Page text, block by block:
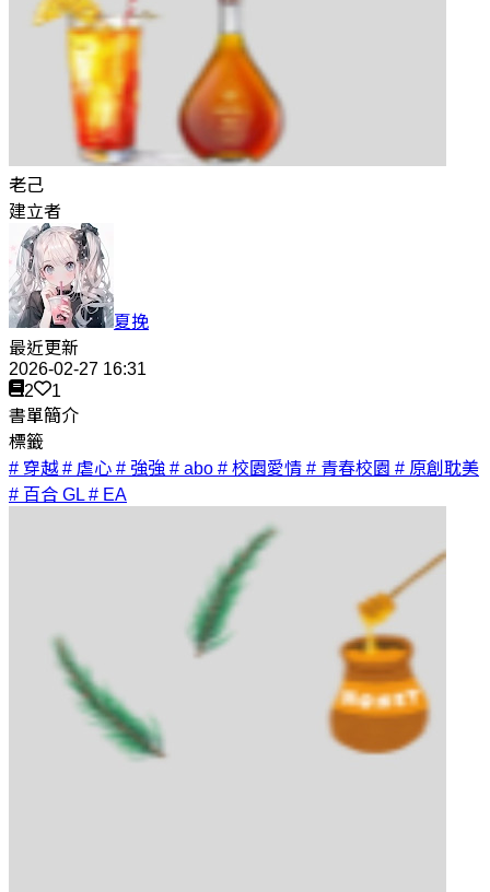
老己
建立者
夏挽
最近更新
2026-02-27 16:31
2
1
書單簡介
標籤
# 穿越# 虐心 # 強強 # abo # 校園愛情 # 青春校園 # 原創耽美
# 百合 GL # EA